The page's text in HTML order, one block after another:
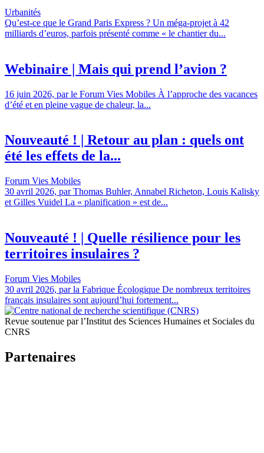
Urbanités
Qu’est-ce que le Grand Paris Express ? Un méga-projet à 42
milliards d’euros, parfois présenté comme « le chantier du...
Webinaire | Mais qui prend l’avion ?
16 juin 2026, par le Forum Vies Mobiles À l’approche des vacances
d’été et en pleine vague de chaleur, la...
Nouveauté ! | Retour au plan : quels ont
été les effets de la...
Forum Vies Mobiles
30 avril 2026, par Thomas Buhler, Annabel Richeton, Louis Kalisky
et Gilles Vuidel La « planification » est de...
Nouveauté ! | Quelle résilience pour les
territoires insulaires ?
Forum Vies Mobiles
30 avril 2026, par la Fabrique Écologique De nombreux territoires
français insulaires sont aujourd’hui fortement...
Revue soutenue par l’Institut des Sciences Humaines et Sociales du
CNRS
Partenaires